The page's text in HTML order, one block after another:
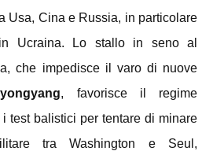
Usa, Cina e Russia, in particolare
Ucraina. Lo stallo in seno al
che impedisce il varo di nuove
, favorisce il regime
test balistici per tentare di minare
tra Washington e Seul,